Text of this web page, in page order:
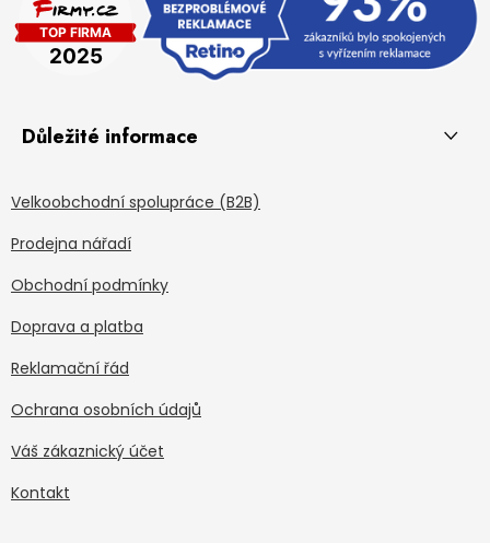
Důležité informace
Velkoobchodní spolupráce (B2B)
Prodejna nářadí
Obchodní podmínky
Doprava a platba
Reklamační řád
Ochrana osobních údajů
Váš zákaznický účet
Kontakt